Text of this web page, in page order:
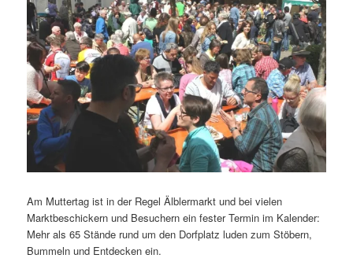
Am Muttertag ist in der Regel Älblermarkt und bei vielen
Marktbeschickern und Besuchern ein fester Termin im Kalender:
Mehr als 65 Stände rund um den Dorfplatz luden zum Stöbern,
Bummeln und Entdecken ein.